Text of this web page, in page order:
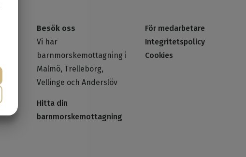
Besök oss
Vi har
barnmorskemottagning i
Malmö, Trelleborg,
Vellinge och Anderslöv
Hitta din
barnmorskemottagning
För medarbetare
Integritetspolicy
Cookies